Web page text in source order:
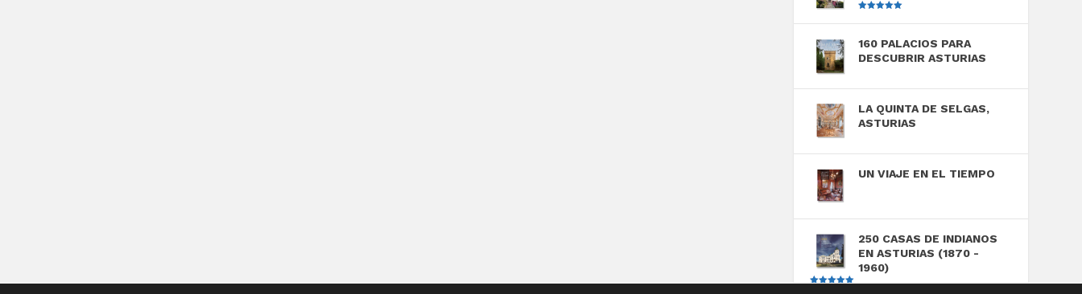
5
160 PALACIOS PARA
DESCUBRIR ASTURIAS
LA QUINTA DE SELGAS,
ASTURIAS
UN VIAJE EN EL TIEMPO
250 CASAS DE INDIANOS
EN ASTURIAS (1870 -
1960)